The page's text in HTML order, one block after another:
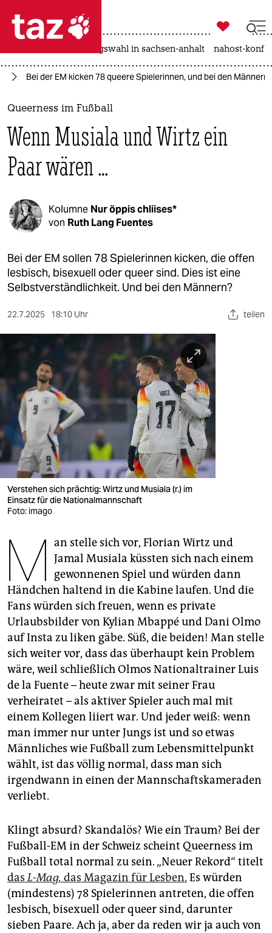
 taz zahl ich
taz zahl ich
themen
politik
öko
kultur
berlin
verlag
verlag
veranstaltungen
shop
fragen & hilfe
unterstützen
abo
epaper login

taz zahl ich
landtagswahl in sachsen-anhalt nahost-
Bei der EM kicken 78 queere Spielerinnen, und bei den Männern?
Queerness im Fußball
Wenn Musiala und Wirtz ein
Paar wären …
Kolumne Nur öppis chliises*
von Ruth Lang Fuentes
Bei der EM sollen 78 Spielerinnen kicken, die offen
lesbisch, bisexuell oder queer sind. Dies ist eine
Selbstverständlichkeit. Und bei den Männern?
22.7.2025 18:10 Uhr teilen
Verstehen sich prächtig: Wirtz und Musiala (r.) im
Einsatz für die Nationalmannschaft
Foto: imago
M an stelle sich vor, Florian Wirtz und
Jamal Musiala küssten sich nach einem
gewonnenen Spiel und würden dann
Händchen haltend in die Kabine laufen. Und die
Fans würden sich freuen, wenn es private
Urlaubsbilder von Kylian Mbappé und Dani Olmo
auf Insta zu liken gäbe. Süß, die beiden! Man stelle
sich weiter vor, dass das überhaupt kein Problem
wäre, weil schließlich Olmos Nationaltrainer Luis
de la Fuente – heute zwar mit seiner Frau
verheiratet – als aktiver Spieler auch mal mit
einem Kollegen liiert war. Und jeder weiß: wenn
man immer nur unter Jungs ist und so etwas
Männliches wie Fußball zum Lebensmittelpunkt
wählt, ist das völlig normal, dass man sich
irgendwann in einen der Mannschafts­kameraden
verliebt.
Klingt absurd? Skandalös? Wie ein Traum? Bei der
Fußball-EM in der Schweiz scheint Queerness im
Fußball total normal zu sein. „Neuer Rekord“ titelt
dasL-Mag, das Magazin für Lesben. Es würden
(mindestens) 78 Spielerinnen antreten, die offen
lesbisch, bisexuell oder queer sind, darunter
sieben Paare. Ach ja, aber da reden wir ja auch von